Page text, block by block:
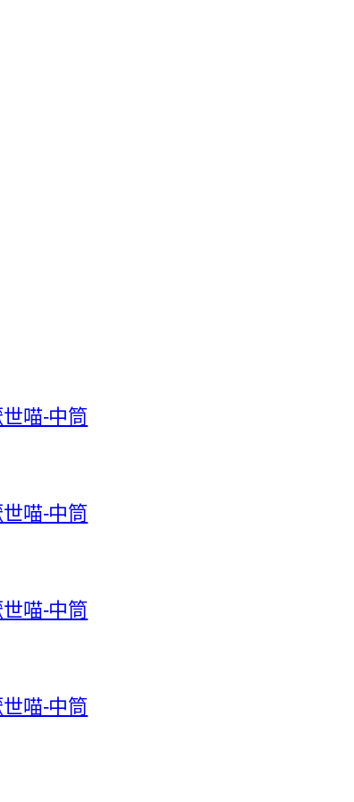
喵-中筒
喵-中筒
喵-中筒
喵-中筒